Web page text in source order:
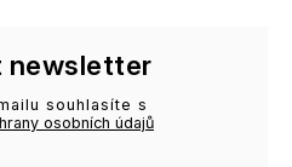
newsletter
souhlasíte s
osobních údajů